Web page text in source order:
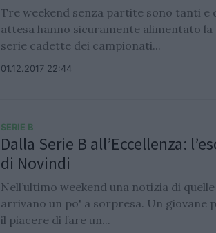
Tre weekend senza partite sono tanti e
attesa hanno sicuramente alimentato la
serie cadette dei campionati...
01.12.2017 22:44
SERIE B
Dalla Serie B all’Eccellenza:
di Novindi
Nell’ultimo weekend una notizia di
arrivano un po' a sorpresa. Un giovane
il piacere di fare un...